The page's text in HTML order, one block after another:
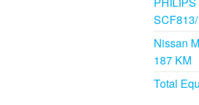
Nissan
187 KM
Total